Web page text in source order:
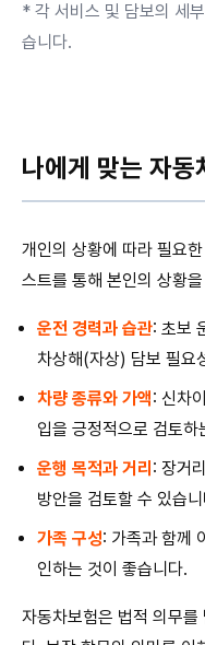
* 각 서비스 및 담보의 세
습니다.
나에게 맞는 자동
개인의 상황에 따라 필요
스트를 통해 본인의 상황
운전 경력과 습관: 초보
차상해(자상) 담보 필요
차량 종류와 가액: 신차
입을 긍정적으로 검토하
운행 목적과 거리 : 장거
방안을 검토할 수 있습
가족 구성: 가족과 함께
인하는 것이 좋습니다.
자동차보험은 법적 의무